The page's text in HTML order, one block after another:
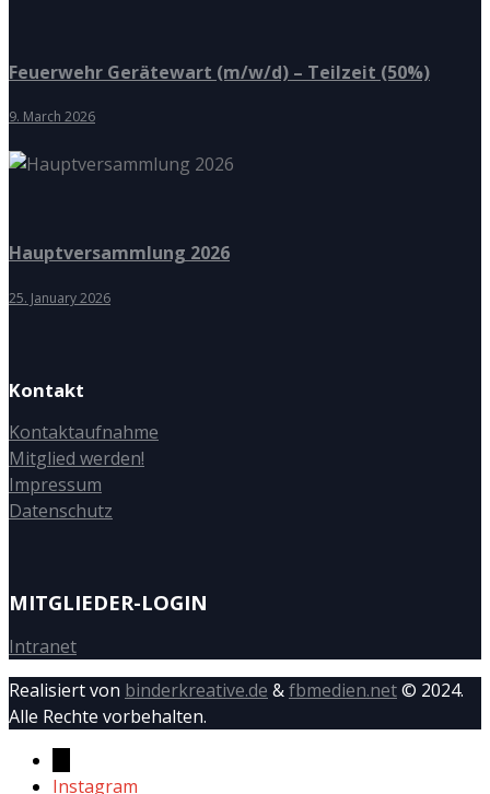
Feuerwehr Gerätewart (m/w/d) – Teilzeit (50%)
9. March 2026
Hauptversammlung 2026
25. January 2026
Kontakt
Kontaktaufnahme
Mitglied werden!
Impressum
Datenschutz
MITGLIEDER-LOGIN
Intranet
Realisiert von binderkreative.de &fbmedien.net© 2024.
Alle Rechte vorbehalten.
Instagram